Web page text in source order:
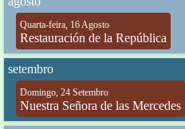
Quarta-feira, 16 Agosto
Restauración de la República
setembro
Domingo, 24 Setembro
Nuestra Señora de las Mercedes